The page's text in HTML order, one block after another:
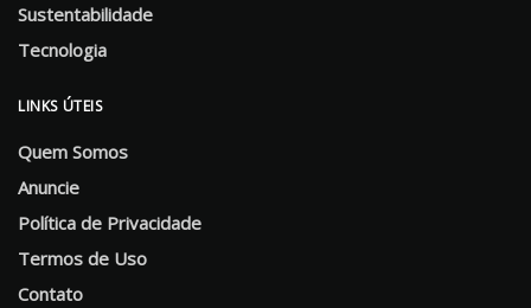
Sustentabilidade
Tecnologia
LINKS ÚTEIS
Quem Somos
Anuncie
Política de Privacidade
Termos de Uso
Contato